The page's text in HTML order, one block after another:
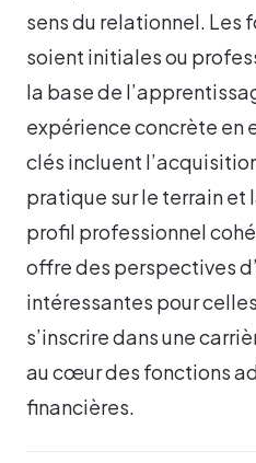
sens du relationnel. Les
soient initiales ou
la base de
expérience concrète en
clés incluent
pratique sur le terrain et
profil professionnel
offre des perspectives
intéressantes pour
s’inscrire dans une
au cœur des fonctions
financières.